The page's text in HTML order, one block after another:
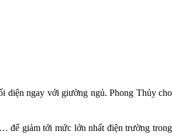
diện ngay với giường ngủ. Phong Thủy cho
để giảm tới mức lớn nhất điện trường trong